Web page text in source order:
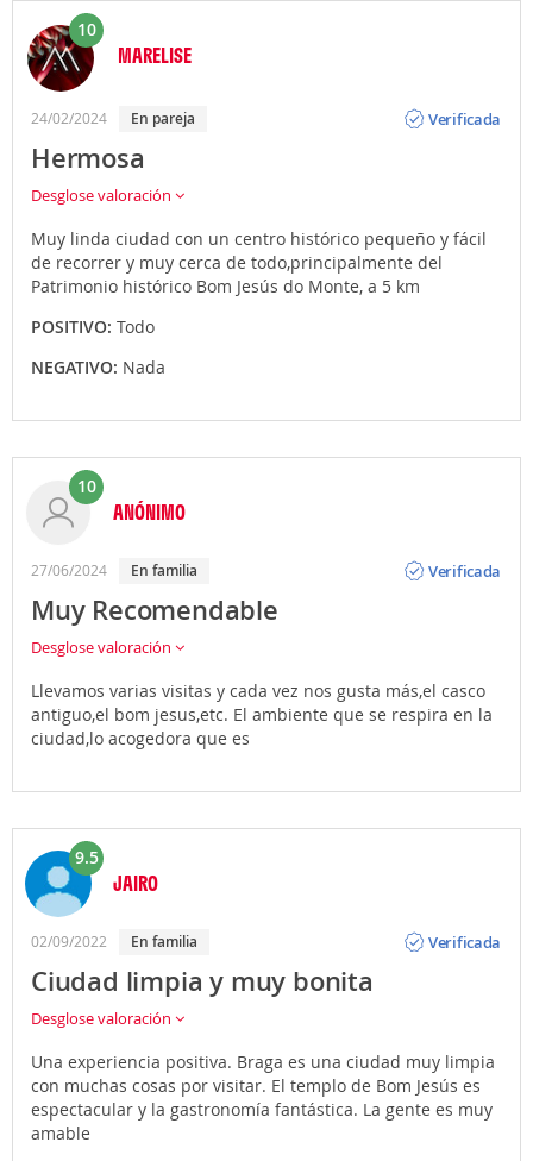
10
MARELISE
24/02/2024 En pareja
Verificada
Hermosa
Desglose valoración
Muy linda ciudad con un centro histórico pequeño y fácil
de recorrer y muy cerca de todo,principalmente del
Patrimonio histórico Bom Jesús do Monte, a 5 km
POSITIVO: Todo
NEGATIVO: Nada
10
ANÓNIMO
27/06/2024 En familia
Verificada
Muy Recomendable
Desglose valoración
Llevamos varias visitas y cada vez nos gusta más,el casco
antiguo,el bom jesus,etc. El ambiente que se respira en la
ciudad,lo acogedora que es
9.5
JAIRO
02/09/2022 En familia
Verificada
Ciudad limpia y muy bonita
Desglose valoración
Una experiencia positiva. Braga es una ciudad muy limpia
con muchas cosas por visitar. El templo de Bom Jesús es
espectacular y la gastronomía fantástica. La gente es muy
amable